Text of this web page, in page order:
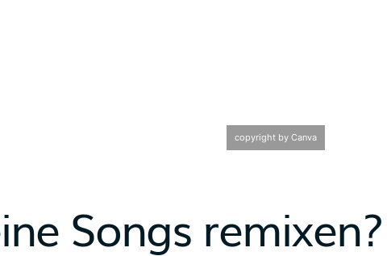
copyright by Canva
Songs remixen?